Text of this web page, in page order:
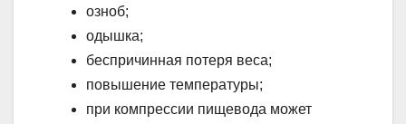
озноб;
одышка;
беспричинная потеря веса;
повышение температуры;
при компрессии пищевода может